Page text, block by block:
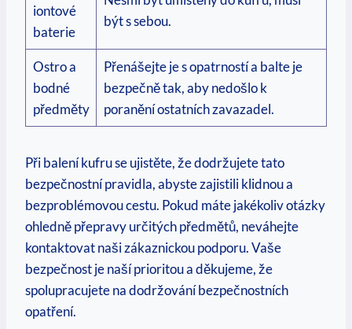
iontové
baterie
být s sebou.
Ostro a
bodné
předměty
Přenášejte je s opatrností a balte je
bezpečně tak, aby nedošlo k
poranění ostatních zavazadel.
Při balení kufru se ujistěte, že dodržujete tato
bezpečnostní pravidla, abyste zajistili klidnou a
bezproblémovou cestu. Pokud máte jakékoliv otázky
ohledně přepravy určitých předmětů, neváhejte
kontaktovat naši zákaznickou podporu. Vaše
bezpečnost je naší prioritou a děkujeme, že
spolupracujete na dodržování bezpečnostních
opatření.